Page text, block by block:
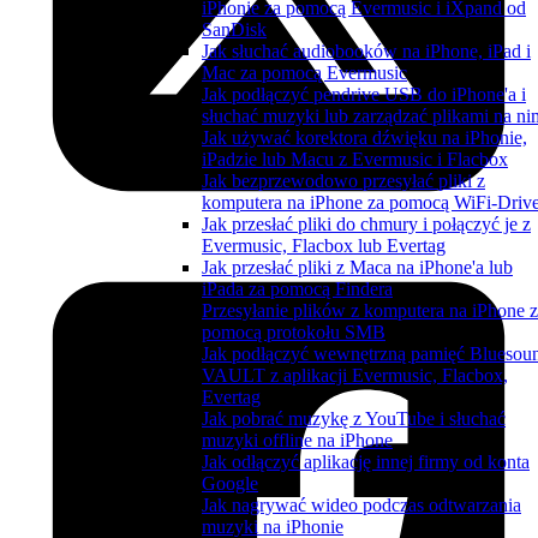
iPhonie za pomocą Evermusic i iXpand od
SanDisk
Jak słuchać audiobooków na iPhone, iPad i
Mac za pomocą Evermusic
Jak podłączyć pendrive USB do iPhone'a i
słuchać muzyki lub zarządzać plikami na
Jak używać korektora dźwięku na iPhonie,
iPadzie lub Macu z Evermusic i Flacbox
Jak bezprzewodowo przesyłać pliki z
komputera na iPhone za pomocą WiFi-
Jak przesłać pliki do chmury i połączyć je z
Evermusic, Flacbox lub Evertag
Jak przesłać pliki z Maca na iPhone'a lub
iPada za pomocą Findera
Przesyłanie plików z komputera na iPhone
pomocą protokołu SMB
Jak podłączyć wewnętrzną pamięć
VAULT z aplikacji Evermusic, Flacbox,
Evertag
Jak pobrać muzykę z YouTube i słuchać
muzyki offline na iPhone
Jak odłączyć aplikację innej firmy od konta
Google
Jak nagrywać wideo podczas odtwarzania
muzyki na iPhonie